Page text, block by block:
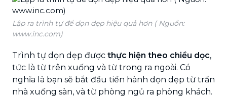
Lập ra trình tự để dọn dẹp hiệu quả hơn ( Nguồn:
www.inc.com)
Trình tự dọn dẹp được thực hiện theo chiều dọc,
tức là từ trên xuống và từ trong ra ngoài. Có
nghĩa là bạn sẽ bắt đầu tiến hành dọn dẹp từ trần
nhà xuống sàn, và từ phòng ngủ ra phòng khách.